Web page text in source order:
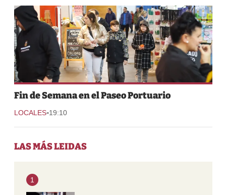
Fin de Semana en el Paseo Portuario
LOCALES-19:10
LAS MÁS LEIDAS
1